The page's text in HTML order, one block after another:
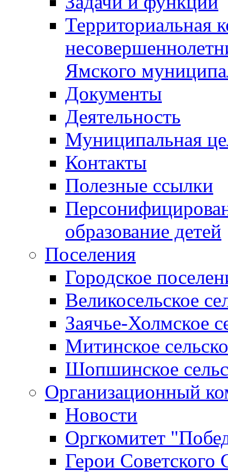
Территориальная
Ямского
Документы
Деятельность
Муниципальная
Контакты
Полезные ссылки
образование детей
Поселения
Городское
Великосельское
Заячье-Холмское
Митинское
Шопшинское
Организационный
Новости
Оргкомитет
Герои Советского